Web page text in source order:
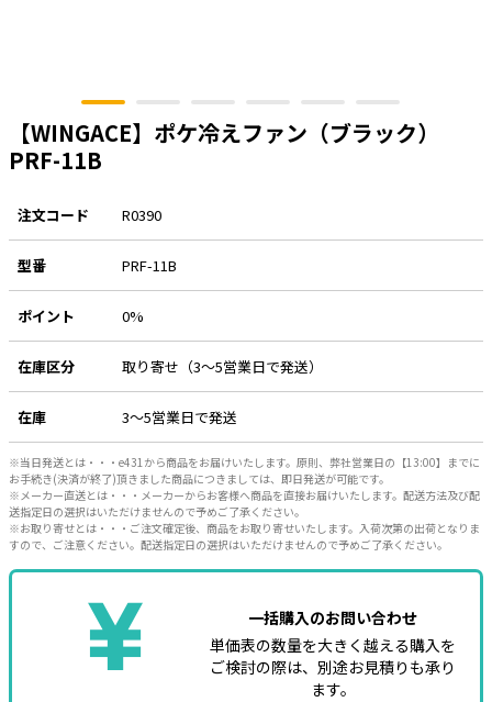
【WINGACE】ポケ冷えファン（ブラック）
PRF-11B
注文コード R0390
型番 PRF-11B
ポイント 0%
在庫区分 取り寄せ（3～5営業日で発送）
在庫 3～5営業日で発送
※当日発送とは・・・e431から商品をお届けいたします。原則、弊社営業日の【13:00】までに
お手続き(決済が終了)頂きました商品につきましては、即日発送が可能です。
※メーカー直送とは・・・メーカーからお客様へ商品を直接お届けいたします。配送方法及び配
送指定日の選択はいただけませんので予めご了承ください。
※お取り寄せとは・・・ご注文確定後、商品をお取り寄せいたします。入荷次第の出荷となりま
すので、ご注意ください。配送指定日の選択はいただけませんので予めご了承ください。
一括購入のお問い合わせ
単価表の数量を大きく越える購入を
ご検討の際は、別途お見積りも承り
ます。